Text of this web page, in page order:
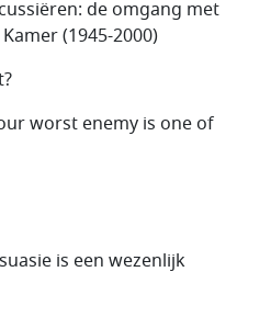
de omgang met
(1945-2000)
worst enemy is one of
is een wezenlijk